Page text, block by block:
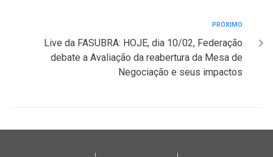
PRÓXIMO
Live da FASUBRA: HOJE, dia 10/02, Federação
debate a Avaliação da reabertura da Mesa de
Negociação e seus impactos